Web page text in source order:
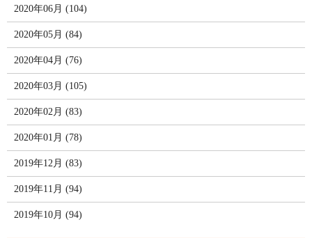
2020年06月 (104)
2020年05月 (84)
2020年04月 (76)
2020年03月 (105)
2020年02月 (83)
2020年01月 (78)
2019年12月 (83)
2019年11月 (94)
2019年10月 (94)